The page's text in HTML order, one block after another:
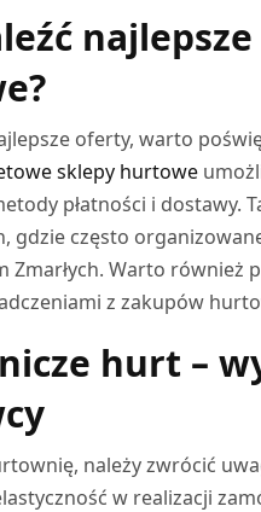
oferty, warto
sklepy hurtowe
płatności i dostawy.
gdzie często
Zmarłych. Warto
z zakupów
hurt –
należy zwrócić
w realizacji